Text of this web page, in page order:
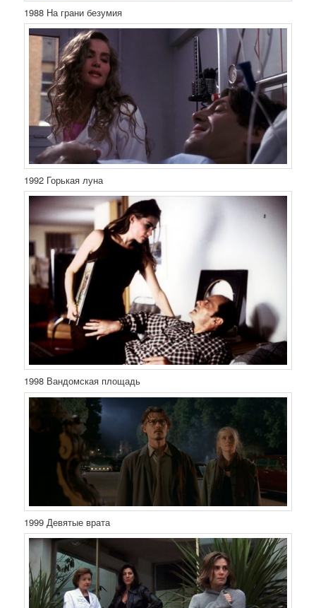
1988 На грани безумия
1992 Горькая луна
1998 Вандомская площадь
1999 Девятые врата